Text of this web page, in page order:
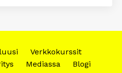
Verkkokurssit
Mediassa
Blogi